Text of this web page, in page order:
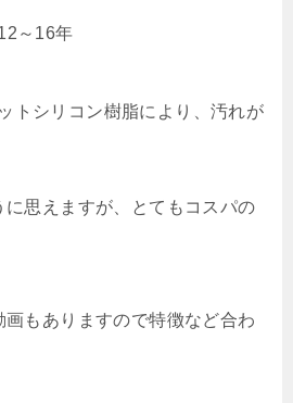
16年
トシリコン樹脂により、汚れが
思えますが、とてもコスパの
もありますので特徴など合わ